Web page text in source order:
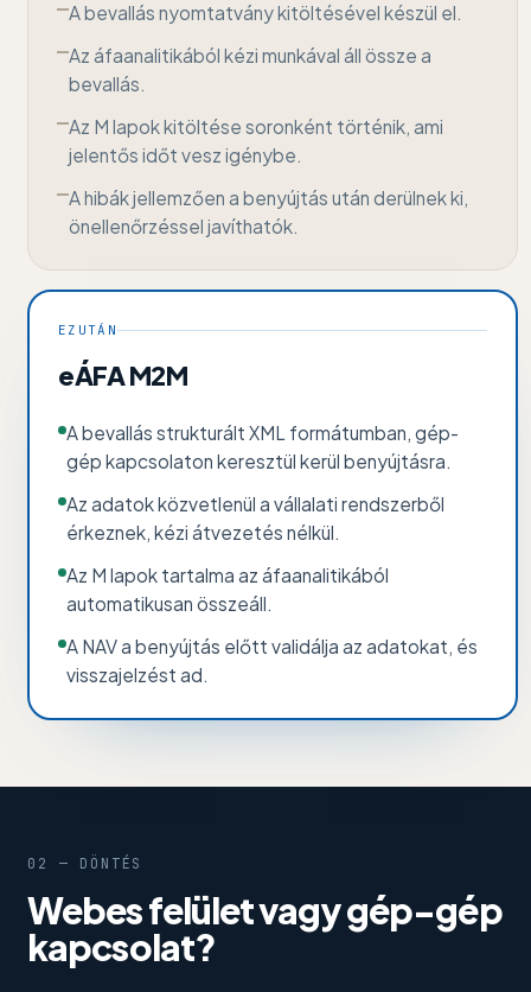
A bevallás nyomtatvány kitöltésével készül el.
Az áfaanalitikából kézi munkával áll össze a
bevallás.
Az M lapok kitöltése soronként történik, ami
jelentős időt vesz igénybe.
A hibák jellemzően a benyújtás után derülnek ki,
önellenőrzéssel javíthatók.
EZUTÁN
eÁFA M2M
A bevallás strukturált XML formátumban, gép-
gép kapcsolaton keresztül kerül benyújtásra.
Az adatok közvetlenül a vállalati rendszerből
érkeznek, kézi átvezetés nélkül.
Az M lapok tartalma az áfaanalitikából
automatikusan összeáll.
A NAV a benyújtás előtt validálja az adatokat, és
visszajelzést ad.
02 — DÖNTÉS
Webes felület vagy gép-gép
kapcsolat?